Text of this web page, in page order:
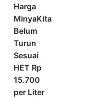
Harga
MinyaKita
Belum
Turun
Sesuai
HET Rp
15.700
per Liter